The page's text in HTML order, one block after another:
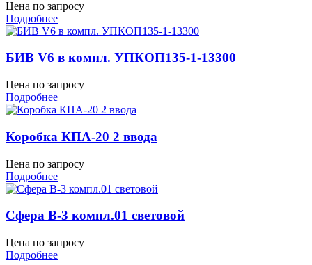
Цена по запросу
Подробнее
БИВ V6 в компл. УПКОП135-1-13300
Цена по запросу
Подробнее
Коробка КПА-20 2 ввода
Цена по запросу
Подробнее
Сфера В-3 компл.01 световой
Цена по запросу
Подробнее